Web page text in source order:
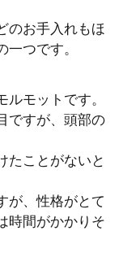
合、ど...
レスに注意し
姿はとても可愛
ているモルモッ
と...
のお手入れもほ
一つです。
ルモットです。
ですが、頭部の
たことがないと
が、性格がとて
時間がかかりそ